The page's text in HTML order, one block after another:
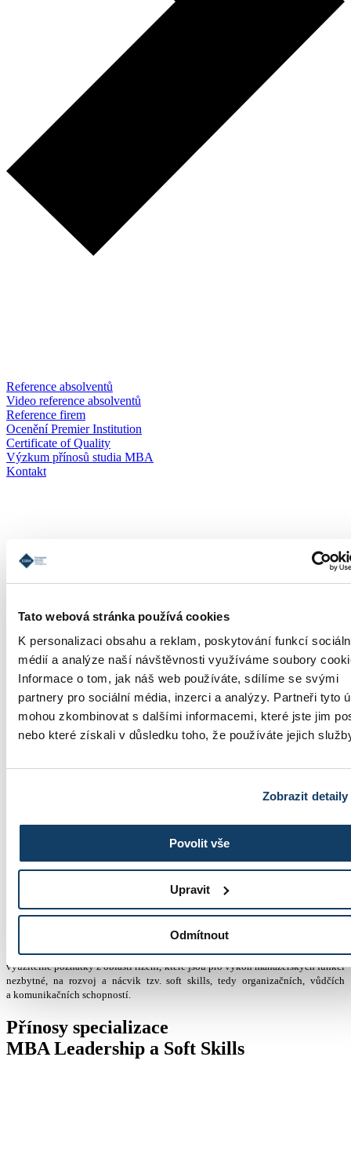
Tato webová stránka používá cookies
K personalizaci obsahu a reklam, poskytování funkcí
médií a analýze naší návštěvnosti využíváme soubory
Informace o tom, jak náš web používáte, sdílíme se svými
partnery pro sociální média, inzerci a analýzy. Partneři tyto
mohou zkombinovat s dalšími informacemi, které jste jim
nebo které získali v důsledku toho, že používáte jejich
Zobrazit detaily
Povolit vše
Upravit
Odmítnout
Reference absolventů
Video reference absolventů
Reference firem
Ocenění Premier Institution
Certificate of Quality
Výzkum přínosů studia MBA
Kontakt
+420 603 836 740
MBA Leadership a Soft Skills
Specializace MBA Leadership a Soft Skills je zaměřena především na prakticky
využitelné poznatky z oblasti řízení, které jsou pro výkon manažerských funkcí
nezbytné, na rozvoj a nácvik tzv. soft skills, tedy organizačních, vůdčích
a komunikačních schopností.
Přínosy specializace
MBA Leadership a Soft Skills